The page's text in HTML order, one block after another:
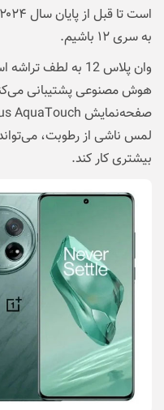
به سری ۱۲ باشیم.
هوش مصنوعی پشتیبانی
لمس ناشی از رطوبت،
بیشتری کار کند.